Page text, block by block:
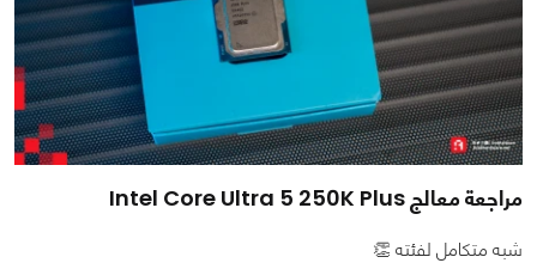
مراجعة معالج Intel Core Ultra 5 250K Plus
شبه متكامل لفئته 👏